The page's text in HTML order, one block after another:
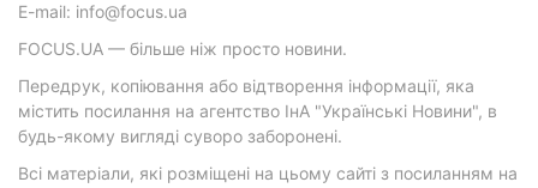
E-mail: info@focus.ua
FOCUS.UA — більше ніж просто новини.
Передрук, копіювання або відтворення інформації, яка
містить посилання на агентство ІнА "Українські Новини", в
будь-якому вигляді суворо заборонені.
Всі матеріали, які розміщені на цьому сайті з посиланням на